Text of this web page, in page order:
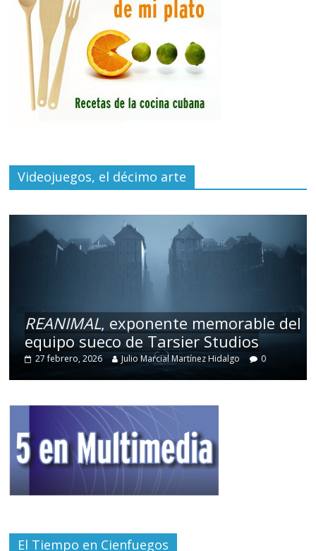
Videojuegos, el décimo arte
REANIMAL, exponente memorable del
equipo sueco de Tarsier Studios
27 febrero, 2026 Julio Marcial Martínez Hidalgo 0
El Tiempo en Cienfuegos